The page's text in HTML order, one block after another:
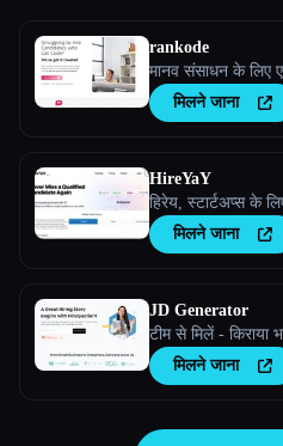
rankode
मानव संसाधन के लिए
मिलने जाना
HireYaY
हिरेय, स्टार्टअप्स के
मिलने जाना
JD Generator
टीम से मिलें - किराया
मिलने जाना